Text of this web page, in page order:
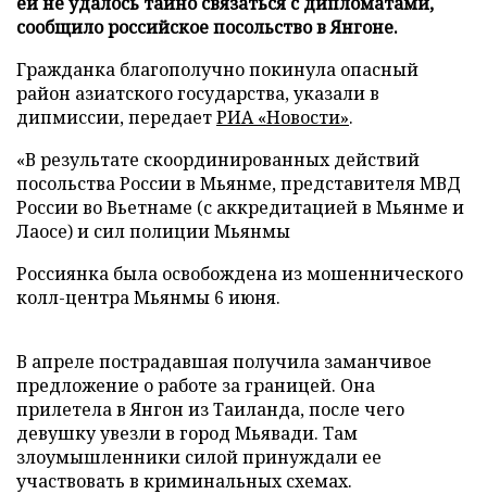
сообщило российское посольство в Янгоне.
Гражданка благополучно покинула опасный
район азиатского государства, указали в
дипмиссии, передаетРИА «Новости».
«В результате скоординированных действий
посольства России в Мьянме, представителя МВД
России во Вьетнаме (с аккредитацией в Мьянме и
Лаосе) и сил полиции Мьянмы
Россиянка была освобождена из мошеннического
колл-центра Мьянмы 6 июня.
В апреле пострадавшая получила заманчивое
предложение о работе за границей. Она
прилетела в Янгон из Таиланда, после чего
девушку увезли в город Мьявади. Там
злоумышленники силой принуждали ее
участвовать в криминальных схемах.